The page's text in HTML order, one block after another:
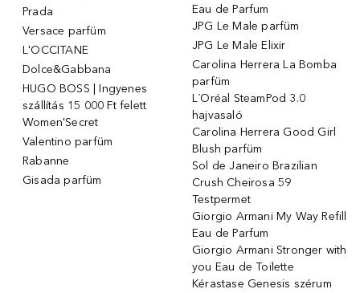
Prada
Versace parfüm
L'OCCITANE
Dolce&Gabbana
HUGO BOSS | Ingyenes
szállítás 15 000 Ft felett
Women'Secret
Valentino parfüm
Rabanne
Gisada parfüm
Eau de Parfum
JPG Le Male parfüm
JPG Le Male Elixir
Carolina Herrera La Bomba
parfüm
L´Oréal SteamPod 3.0
hajvasaló
Carolina Herrera Good Girl
Blush parfüm
Sol de Janeiro Brazilian
Crush Cheirosa 59
Testpermet
Giorgio Armani My Way Refill
Eau de Parfum
Giorgio Armani Stronger with
you Eau de Toilette
Kérastase Genesis szérum